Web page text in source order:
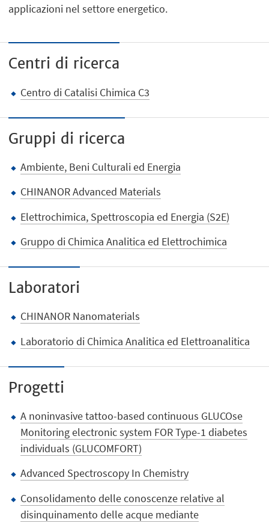
applicazioni nel settore energetico.
Centri di ricerca
Centro di Catalisi Chimica C3
Gruppi di ricerca
Ambiente, Beni Culturali ed Energia
CHINANOR Advanced Materials
Elettrochimica, Spettroscopia ed Energia (S2E)
Gruppo di Chimica Analitica ed Elettrochimica
Laboratori
CHINANOR Nanomaterials
Laboratorio di Chimica Analitica ed Elettroanalitica
Progetti
A noninvasive tattoo-based continuous GLUCOse
Monitoring electronic system FOR Type-1 diabetes
individuals (GLUCOMFORT)
Advanced Spectroscopy In Chemistry
Consolidamento delle conoscenze relative al
disinquinamento delle acque mediante